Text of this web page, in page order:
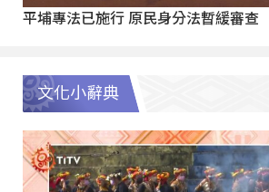
平埔專法已施行 原民身分法暫緩審查
文化小辭典